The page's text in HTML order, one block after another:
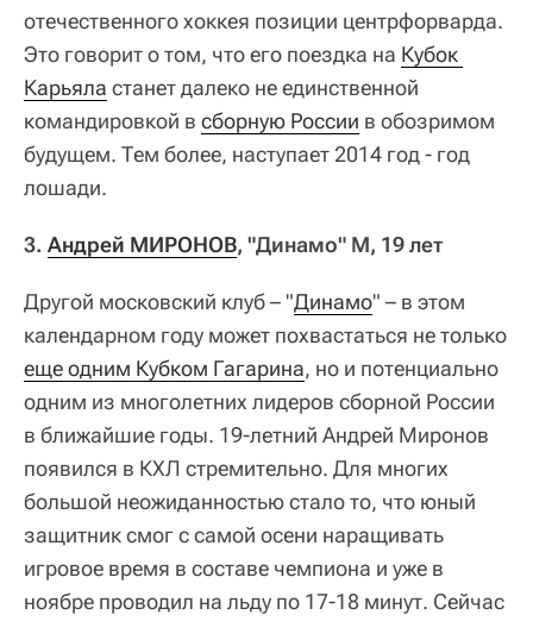
отечественного хоккея позиции центрфорварда.
Это говорит о том, что его поездка на Кубок
Карьяла станет далеко не единственной
командировкой в сборную России в обозримом
будущем. Тем более, наступает 2014 год - год
лошади.
3. Андрей МИРОНОВ, "Динамо" М, 19 лет
Другой московский клуб – "Динамо" – в этом
календарном году может похвастаться не только
еще одним Кубком Гагарина, но и потенциально
одним из многолетних лидеров сборной России
в ближайшие годы. 19-летний Андрей Миронов
появился в КХЛ стремительно. Для многих
большой неожиданностью стало то, что юный
защитник смог с самой осени наращивать
игровое время в составе чемпиона и уже в
ноябре проводил на льду по 17-18 минут. Сейчас